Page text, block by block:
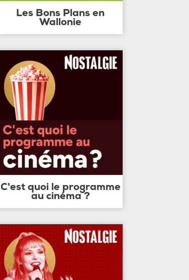
Les Bons Plans en
Wallonie
C'est quoi le programme
au cinéma ?